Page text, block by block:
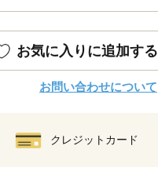
お気に入りに追加する
お問い合わせについて
クレジットカード